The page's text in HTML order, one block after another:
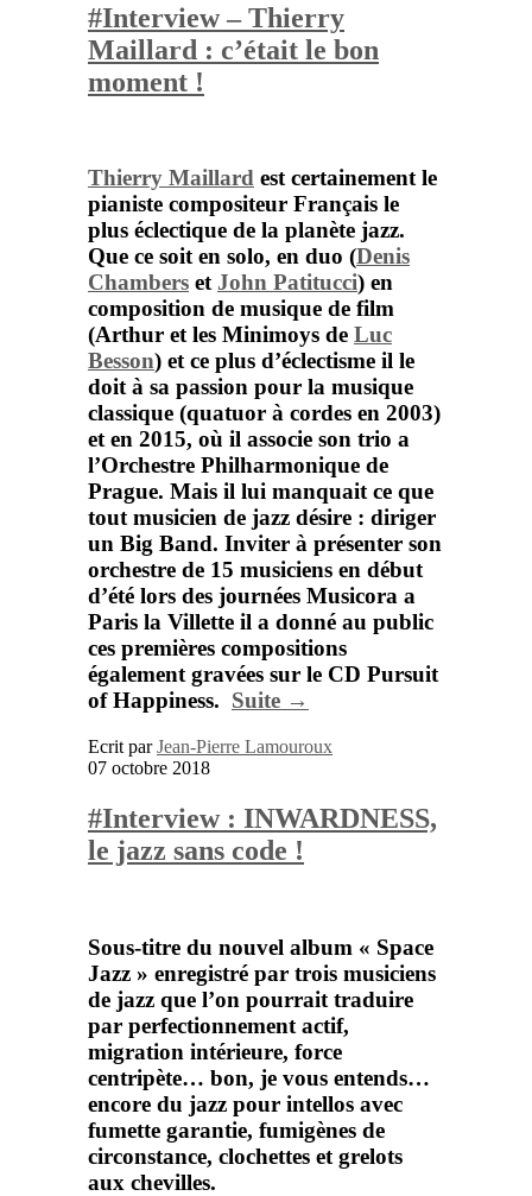
#Interview – Thierry
Maillard : c’était le bon
moment !
Thierry Maillard est certainement le
pianiste compositeur Français le
plus éclectique de la planète jazz.
Que ce soit en solo, en duo (Denis
Chambers etJohn Patitucci) en
composition de musique de film
(Arthur et les Minimoys de Luc
Besson) et ce plus d’éclectisme il le
doit à sa passion pour la musique
classique (quatuor à cordes en 2003)
et en 2015, où il associe son trio a
l’Orchestre Philharmonique de
Prague. Mais il lui manquait ce que
tout musicien de jazz désire : diriger
un Big Band. Inviter à présenter son
orchestre de 15 musiciens en début
d’été lors des journées Musicora a
Paris la Villette il a donné au public
ces premières compositions
également gravées sur le CD Pursuit
of Happiness. Suite →
Ecrit parJean-Pierre Lamouroux
07 octobre 2018
#Interview : INWARDNESS,
le jazz sans code !
Sous-titre du nouvel album « Space
Jazz » enregistré par trois musiciens
de jazz que l’on pourrait traduire
par perfectionnement actif,
migration intérieure, force
centripète… bon, je vous entends…
encore du jazz pour intellos avec
fumette garantie, fumigènes de
circonstance, clochettes et grelots
aux chevilles.